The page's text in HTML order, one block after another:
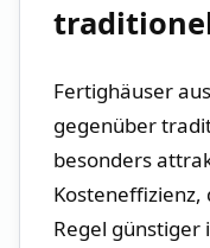
Fertighäuser
gegenüber
besonders
Kosteneffizienz,
Regel günstiger